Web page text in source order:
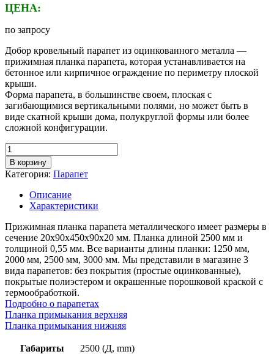
ЦЕНА:
по запросу
Добор кровельный парапет из оцинкованного металла —
прижимная планка парапета, которая устанавливается на
бетонное или кирпичное ограждение по периметру плоской
крыши.
Форма парапета, в большинстве своем, плоская с
загибающимися вертикальными полями, но может быть в
виде скатной крыши дома, полукруглой формы или более
сложной конфигурации.
Количество
товара
Парапет
оцинкованный,
длина
2,5м,
толщина
металла
0,55
мм,
покрытие
RAL
(полиэстер)
В корзину
Категория: Парапет
Описание
Характеристики
Прижимная планка парапета металлического имеет размеры в
сечение 20х90х450х90х20 мм. Планка длиной 2500 мм и
толщиной 0,55 мм. Все варианты длины планки: 1250 мм,
2000 мм, 2500 мм, 3000 мм. Мы представили в магазине 3
вида парапетов: без покрытия (простые оцинкованные),
покрытые полиэстером и окрашенные порошковой краской с
термообработкой.
Подробно о парапетах
Планка примыкания верхняя
Планка примыкания нижняя
Габариты 2500 (Д, mm)